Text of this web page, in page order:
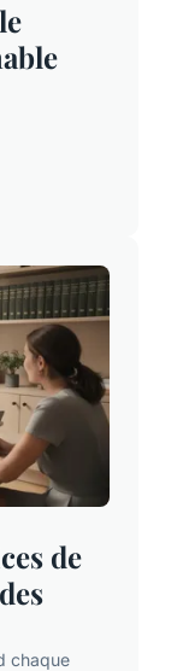
de
chaque